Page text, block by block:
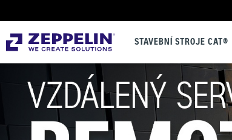
STAVEBNÍ STROJE CAT®